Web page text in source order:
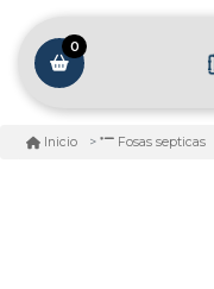
0
Inicio Fosas septicas